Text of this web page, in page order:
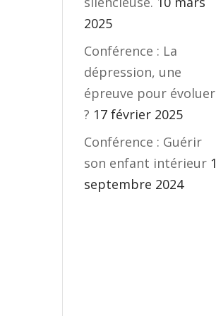
2025
Conférence : La
dépression, une
épreuve pour évoluer
? 17 février 2025
Conférence : Guérir
son enfant intérieur 1
septembre 2024